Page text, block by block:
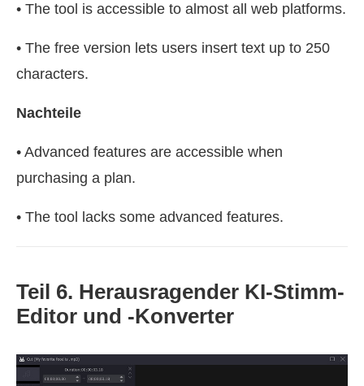
• The tool is accessible to almost all web platforms.
• The free version lets users insert text up to 250
characters.
Nachteile
• Advanced features are accessible when
purchasing a plan.
• The tool lacks some advanced features.
Teil 6. Herausragender KI-Stimm-
Editor und ‑Konverter